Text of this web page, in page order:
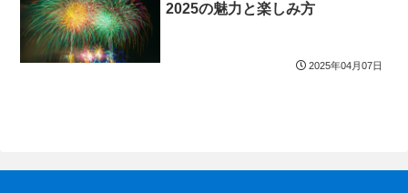
2025の魅力と楽しみ方
2025年04月07日